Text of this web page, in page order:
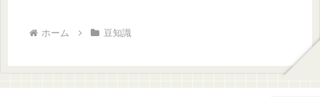
ホーム 豆知識